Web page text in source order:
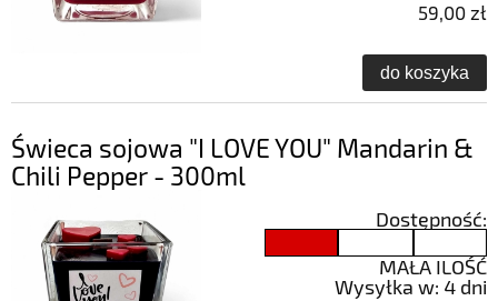
59,00 zł
do koszyka
Świeca sojowa "I LOVE YOU" Mandarin &
Chili Pepper - 300ml
Dostępność:
MAŁA ILOŚĆ
Wysyłka w: 4 dni